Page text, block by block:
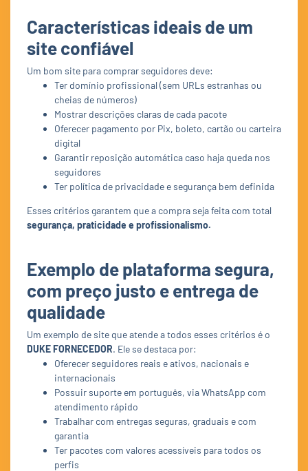
Características ideais de um
site confiável
Um bom site para comprar seguidores deve:
Ter domínio profissional (sem URLs estranhas ou
cheias de números)
Mostrar descrições claras de cada pacote
Oferecer pagamento por Pix, boleto, cartão ou carteira
digital
Garantir reposição automática caso haja queda nos
seguidores
Ter política de privacidade e segurança bem definida
Esses critérios garantem que a compra seja feita com total
segurança, praticidade e profissionalismo.
Exemplo de plataforma segura,
com preço justo e entrega de
qualidade
Um exemplo de site que atende a todos esses critérios é o
DUKE FORNECEDOR. Ele se destaca por:
Oferecer seguidores reais e ativos, nacionais e
internacionais
Possuir suporte em português, via WhatsApp com
atendimento rápido
Trabalhar com entregas seguras, graduais e com
garantia
Ter pacotes com valores acessíveis para todos os
perfis